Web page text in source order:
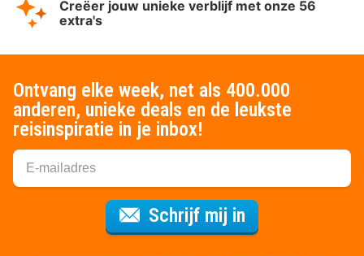
Creëer jouw unieke verblijf met onze 56
extra's
Ontvang elke week, net als 400.000
anderen, unieke deals en de leukste
reisinspiratie in je inbox!
Schrijf mij in